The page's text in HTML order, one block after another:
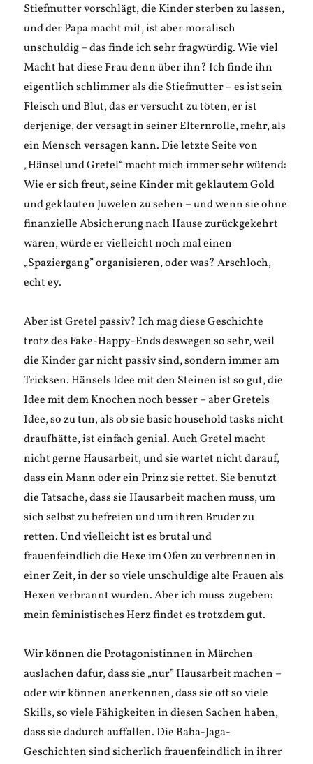
Stiefmutter vorschlägt, die Kinder sterben zu lassen,
und der Papa macht mit, ist aber moralisch
unschuldig – das finde ich sehr fragwürdig. Wie viel
Macht hat diese Frau denn über ihn? Ich finde ihn
eigentlich schlimmer als die Stiefmutter – es ist sein
Fleisch und Blut, das er versucht zu töten, er ist
derjenige, der versagt in seiner Elternrolle, mehr, als
ein Mensch versagen kann. Die letzte Seite von
„Hänsel und Gretel“ macht mich immer sehr wütend:
Wie er sich freut, seine Kinder mit geklautem Gold
und geklauten Juwelen zu sehen – und wenn sie ohne
finanzielle Absicherung nach Hause zurückgekehrt
wären, würde er vielleicht noch mal einen
„Spaziergang” organisieren, oder was? Arschloch,
echt ey.
Aber ist Gretel passiv? Ich mag diese Geschichte
trotz des Fake-Happy-Ends deswegen so sehr, weil
die Kinder gar nicht passiv sind, sondern immer am
Tricksen. Hänsels Idee mit den Steinen ist so gut, die
Idee mit dem Knochen noch besser – aber Gretels
Idee, so zu tun, als ob sie basic household tasks nicht
draufhätte, ist einfach genial. Auch Gretel macht
nicht gerne Hausarbeit, und sie wartet nicht darauf,
dass ein Mann oder ein Prinz sie rettet. Sie benutzt
die Tatsache, dass sie Hausarbeit machen muss, um
sich selbst zu befreien und um ihren Bruder zu
retten. Und vielleicht ist es brutal und
frauenfeindlich die Hexe im Ofen zu verbrennen in
einer Zeit, in der so viele unschuldige alte Frauen als
Hexen verbrannt wurden. Aber ich muss zugeben:
mein feministisches Herz findet es trotzdem gut.
Wir können die Protagonistinnen in Märchen
auslachen dafür, dass sie „nur” Hausarbeit machen –
oder wir können anerkennen, dass sie oft so viele
Skills, so viele Fähigkeiten in diesen Sachen haben,
dass sie dadurch auffallen. Die Baba-Jaga-
Geschichten sind sicherlich frauenfeindlich in ihrer